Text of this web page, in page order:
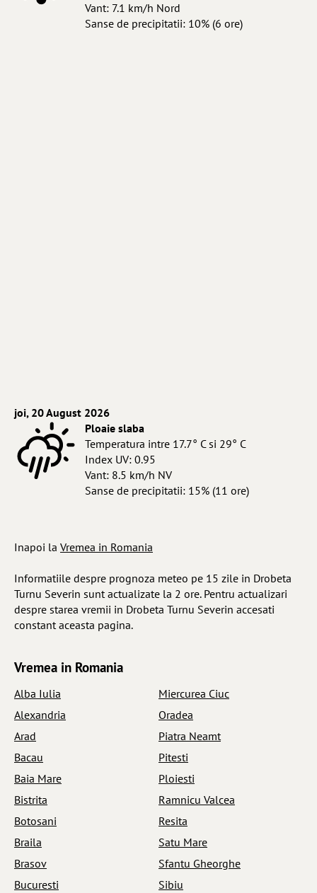
Vant: 7.1 km/h Nord
Sanse de precipitatii: 10% (6 ore)
joi, 20 August 2026
Ploaie slaba
Temperatura intre 17.7° C si 29° C
Index UV: 0.95
Vant: 8.5 km/h NV
Sanse de precipitatii: 15% (11 ore)
Inapoi la Vremea in Romania
Informatiile despre prognoza meteo pe 15 zile in Drobeta
Turnu Severin sunt actualizate la 2 ore. Pentru actualizari
despre starea vremii in Drobeta Turnu Severin accesati
constant aceasta pagina.
Vremea in Romania
Alba Iulia
Alexandria
Arad
Bacau
Baia Mare
Bistrita
Botosani
Braila
Brasov
Bucuresti
Miercurea Ciuc
Oradea
Piatra Neamt
Pitesti
Ploiesti
Ramnicu Valcea
Resita
Satu Mare
Sfantu Gheorghe
Sibiu